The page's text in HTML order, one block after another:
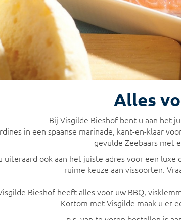
Alles
Bij Visgilde Bieshof bent u aan het
in een spaanse marinade, kant-en-klaar
gevulde Zeebaars met
uiteraard ook aan het juiste adres voor een
ruime keuze aan vissoorten.
Bieshof heeft alles voor uw BBQ,
Kortom met Visgilde maak u er